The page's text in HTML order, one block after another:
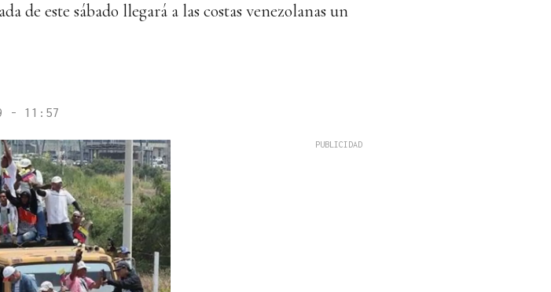
de este sábado llegará a las costas venezolanas un
- 11:57